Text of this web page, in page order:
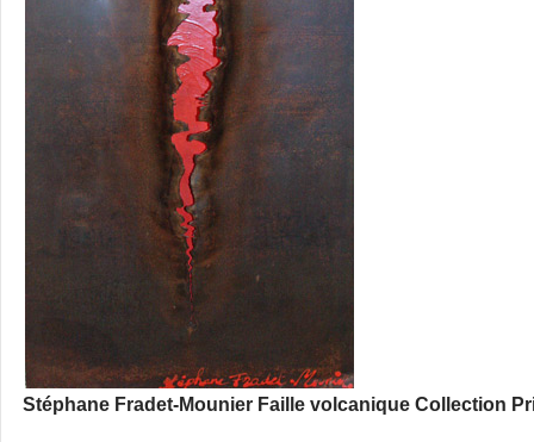
Stéphane Fradet-Mounier Faille volcanique Collection